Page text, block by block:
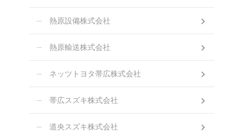
熱原設備株式会社
熱原輸送株式会社
ネッツトヨタ帯広株式会社
帯広スズキ株式会社
道央スズキ株式会社